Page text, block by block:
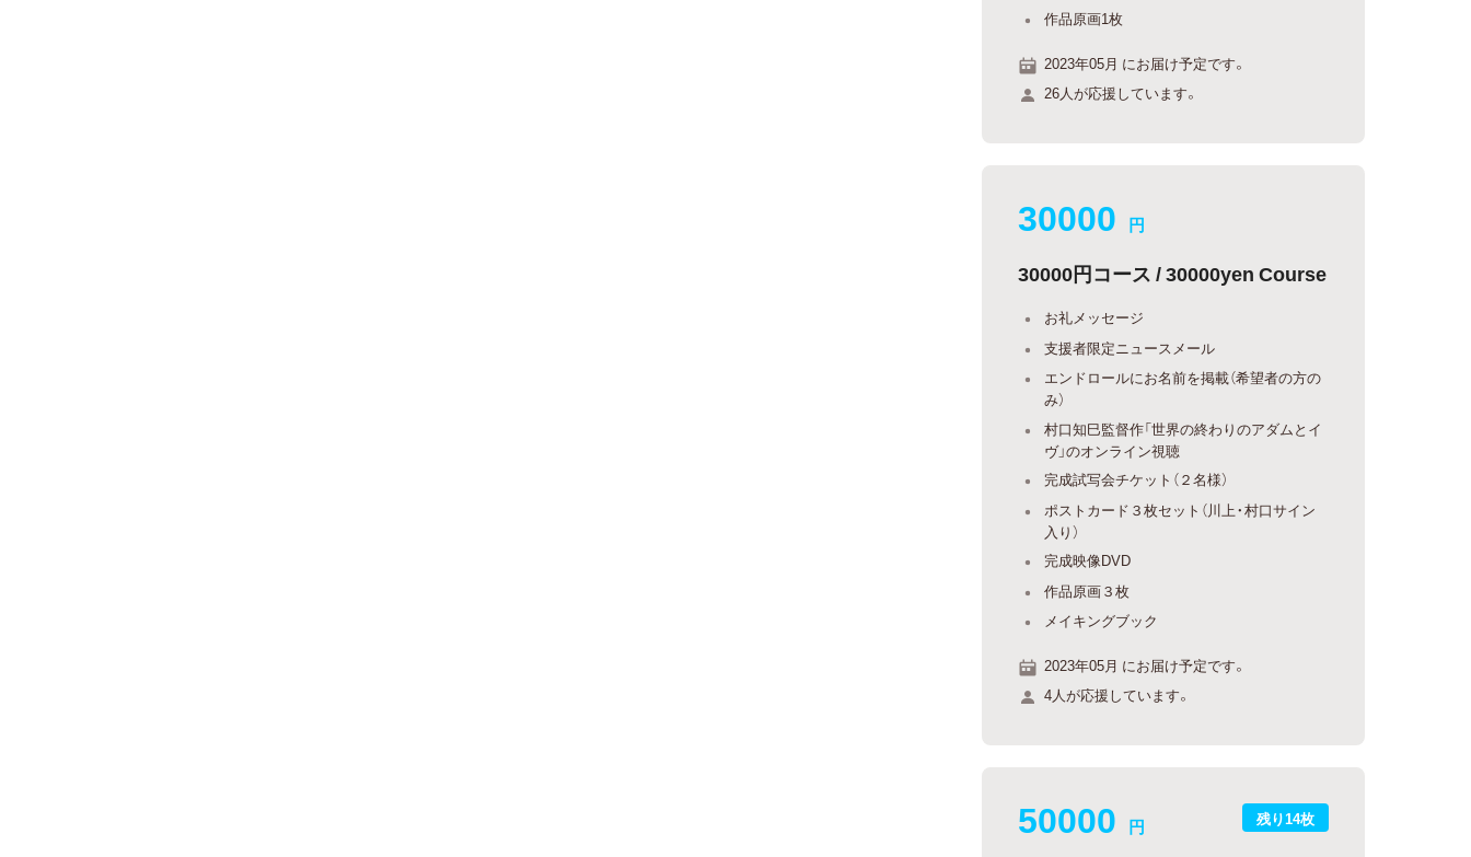
作品原画1枚
2023年05月 にお届け予定です。
26人が応援しています。
30000 円
30000円コース / 30000yen Course
お礼メッセージ
支援者限定ニュースメール
エンドロールにお名前を掲載（希望者の方の
み）
村口知巳監督作「世界の終わりのアダムとイ
ヴ」のオンライン視聴
完成試写会チケット（２名様）
ポストカード３枚セット（川上・村口サイン
入り）
完成映像DVD
作品原画３枚
メイキングブック
2023年05月 にお届け予定です。
4人が応援しています。
残り14枚
50000 円